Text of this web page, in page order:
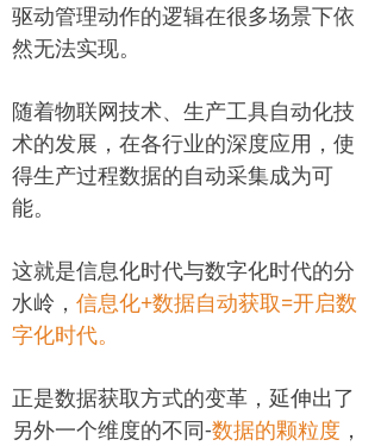
驱动管理动作的逻辑在很多场景下依
然无法实现。
随着物联网技术、生产工具自动化技
术的发展，在各行业的深度应用，使
得生产过程数据的自动采集成为可
能。
这就是信息化时代与数字化时代的分
水岭， 信息化+数据自动获取=开启数
字化时代。
正是数据获取方式的变革，延伸出了
另外一个维度的不同-数据的颗粒度 ，